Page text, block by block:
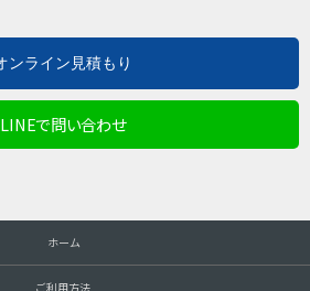
LINEで問い合わせ
ホーム
ご利用方法